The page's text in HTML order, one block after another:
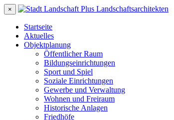
×
Startseite
Aktuelles
Objektplanung
Öffentlicher Raum
Bildungseinrichtungen
Sport und Spiel
Soziale Einrichtungen
Gewerbe und Verwaltung
Wohnen und Freiraum
Historische Anlagen
Friedhöfe